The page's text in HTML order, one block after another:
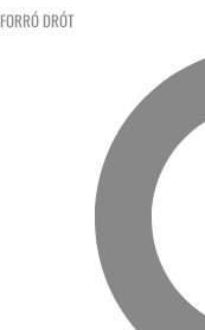
FORRÓ DRÓT